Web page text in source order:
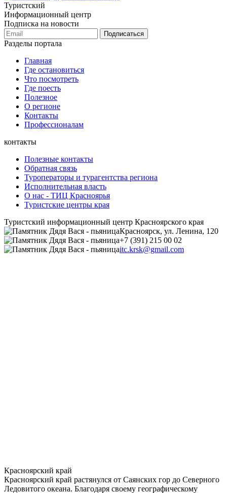
Туристский
Информационный центр
Подписка на новости
Подписаться
Разделы портала
Главная
Где остановиться
Что посмотреть
Где поесть
Полезное
О регионе
Контакты
Профессионалам
контакты
Полезные контакты
Обратная связь
Туроператоры и турагентства региона
Исполнительная власть
О нас - ТИЦ Красноярья
Туристские центры края
Туристский информационный центр Красноярского края
Красноярск, ул. Ленина, 120
+7 (391) 215 00 02
itc.krsk@gmail.com
Красноярский край
Красноярский край растянулся от Саянских гор до Северного
Ледовитого океана. Благодаря своему географическому